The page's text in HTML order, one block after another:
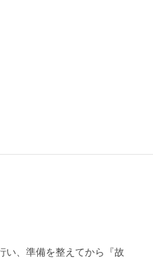
い、準備を整えてから『故